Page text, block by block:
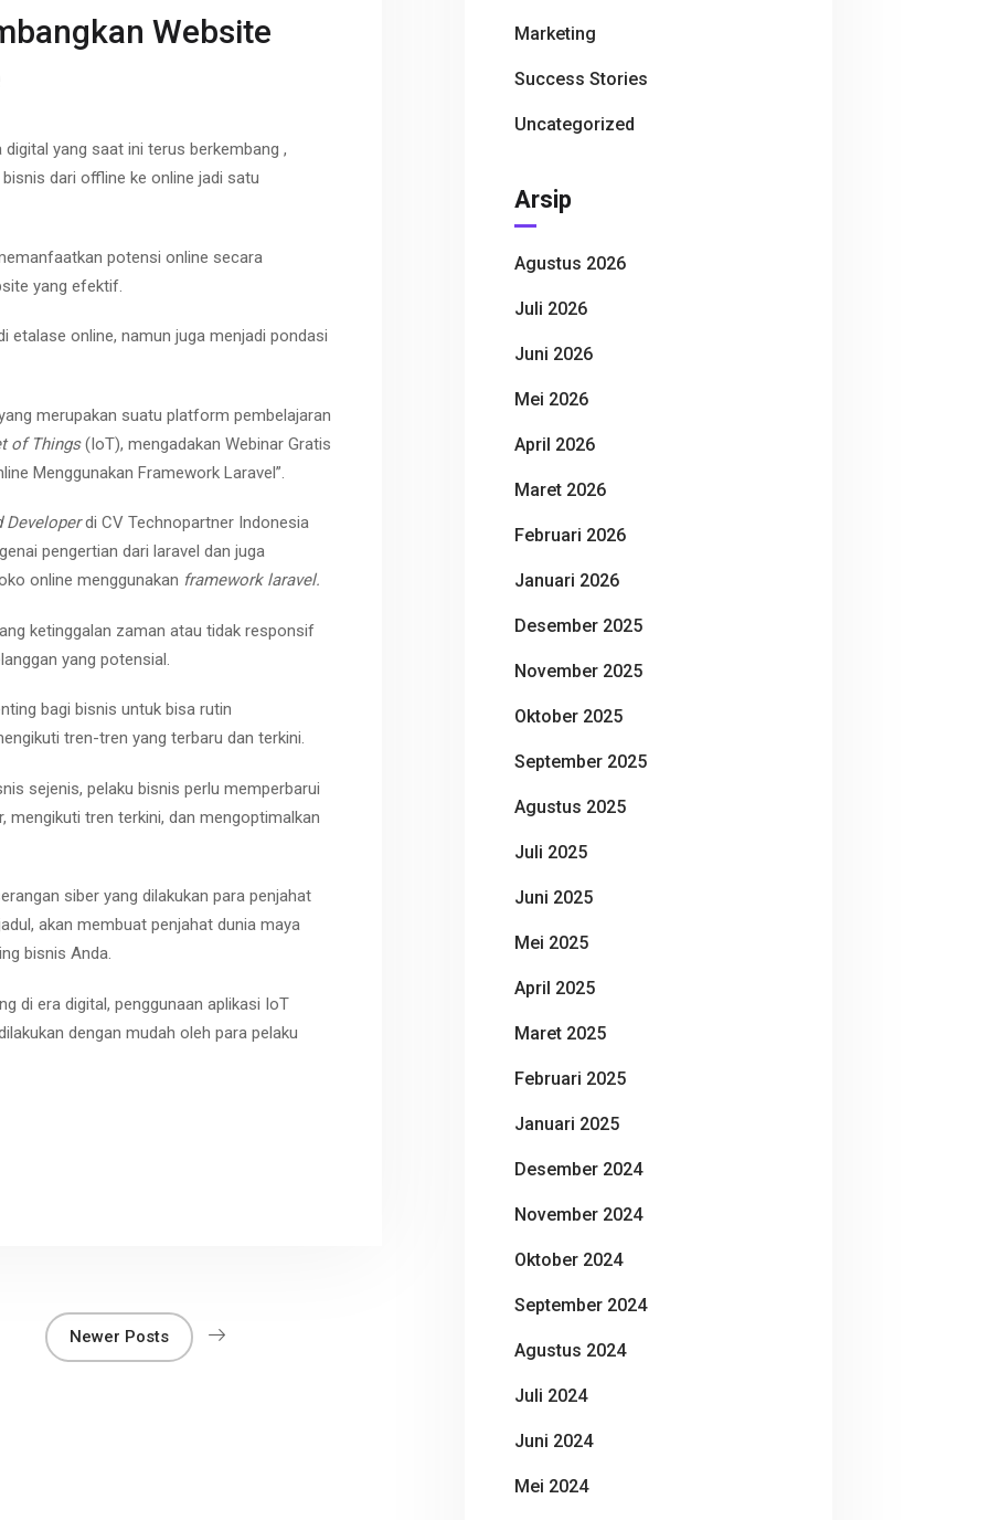
Website
digital yang saat ini terus berkembang ,
dari offline ke online jadi satu
potensi online secara
yang efektif.
etalase online, namun juga menjadi pondasi
merupakan suatu platform pembelajaran
of Things(IoT), mengadakan Webinar Gratis
Menggunakan Framework Laravel”.
Developerdi CV Technopartner Indonesia
pengertian dari laravel dan juga
online menggunakan framework laravel.
ketinggalan zaman atau tidak responsif
yang potensial.
bagi bisnis untuk bisa rutin
tren-tren yang terbaru dan terkini.
sejenis, pelaku bisnis perlu memperbarui
mengikuti tren terkini, dan mengoptimalkan
siber yang dilakukan para penjahat
akan membuat penjahat dunia maya
bisnis Anda.
di era digital, penggunaan aplikasi IoT
dengan mudah oleh para pelaku
Newer Posts
Marketing
Success Stories
Uncategorized
Arsip
Agustus 2026
Juli 2026
Juni 2026
Mei 2026
April 2026
Maret 2026
Februari 2026
Januari 2026
Desember 2025
November 2025
Oktober 2025
September 2025
Agustus 2025
Juli 2025
Juni 2025
Mei 2025
April 2025
Maret 2025
Februari 2025
Januari 2025
Desember 2024
November 2024
Oktober 2024
September 2024
Agustus 2024
Juli 2024
Juni 2024
Mei 2024